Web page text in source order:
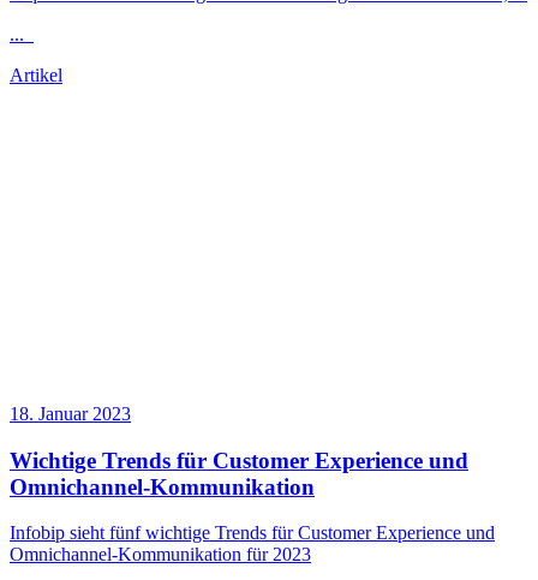
...
Artikel
18. Januar 2023
Wichtige Trends für Customer Experience und
Omnichannel-Kommunikation
Infobip sieht fünf wichtige Trends für Customer Experience und
Omnichannel-Kommunikation für 2023